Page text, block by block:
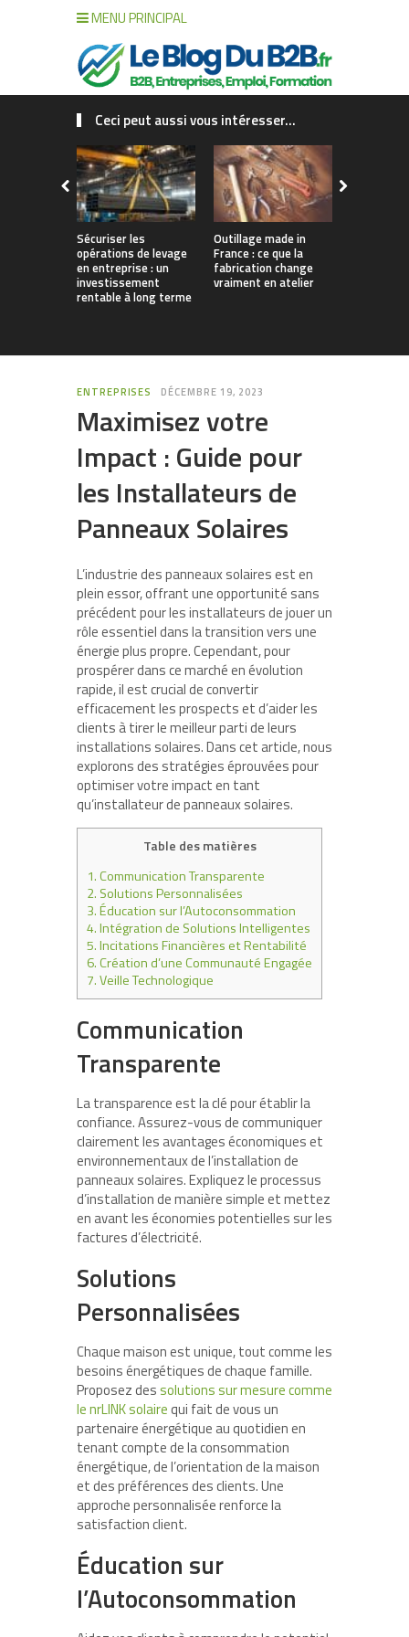
MENU PRINCIPAL
Ceci peut aussi vous intéresser...
Sécuriser les
opérations de levage
en entreprise : un
investissement
rentable à long terme
Outillage made in
France : ce que la
fabrication change
vraiment en atelier
ENTREPRISES DÉCEMBRE 19, 2023
Maximisez votre
Impact : Guide pour
les Installateurs de
Panneaux Solaires
L’industrie des panneaux solaires est en
plein essor, offrant une opportunité sans
précédent pour les installateurs de jouer un
rôle essentiel dans la transition vers une
énergie plus propre. Cependant, pour
prospérer dans ce marché en évolution
rapide, il est crucial de convertir
efficacement les prospects et d’aider les
clients à tirer le meilleur parti de leurs
installations solaires. Dans cet article, nous
explorons des stratégies éprouvées pour
optimiser votre impact en tant
qu’installateur de panneaux solaires.
Table des matières
1.Communication Transparente
2. Solutions Personnalisées
3.Éducation sur l’Autoconsommation
4.Intégration de Solutions Intelligentes
5.Incitations Financières et Rentabilité
6.Création d’une Communauté Engagée
7.Veille Technologique
Communication
Transparente
La transparence est la clé pour établir la
confiance. Assurez-vous de communiquer
clairement les avantages économiques et
environnementaux de l’installation de
panneaux solaires. Expliquez le processus
d’installation de manière simple et mettez
en avant les économies potentielles sur les
factures d’électricité.
Solutions
Personnalisées
Chaque maison est unique, tout comme les
besoins énergétiques de chaque famille.
Proposez dessolutions sur mesure comme
le nrLINK solairequi fait de vous un
partenaire énergétique au quotidien en
tenant compte de la consommation
énergétique, de l’orientation de la maison
et des préférences des clients. Une
approche personnalisée renforce la
satisfaction client.
Éducation sur
l’Autoconsommation